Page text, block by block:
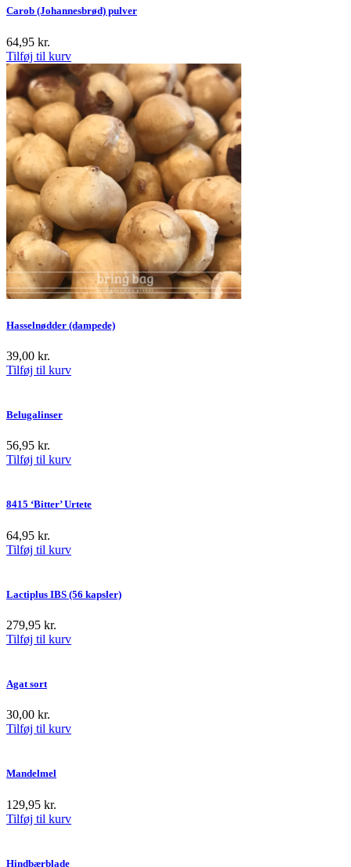
Carob (Johannesbrød) pulver
64,95 kr.
Tilføj til kurv
Hasselnødder (dampede)
39,00 kr.
Tilføj til kurv
Belugalinser
56,95 kr.
Tilføj til kurv
8415 ‘Bitter’ Urtete
64,95 kr.
Tilføj til kurv
Lactiplus IBS (56 kapsler)
279,95 kr.
Tilføj til kurv
Agat sort
30,00 kr.
Tilføj til kurv
Mandelmel
129,95 kr.
Tilføj til kurv
Hindbærblade